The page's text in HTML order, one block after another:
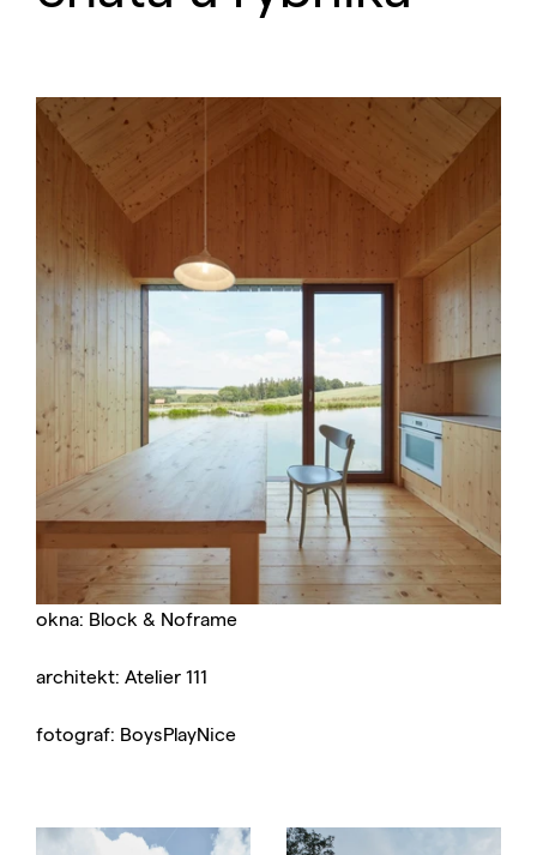
okna: Block & Noframe
architekt: Atelier 111
fotograf: BoysPlayNice